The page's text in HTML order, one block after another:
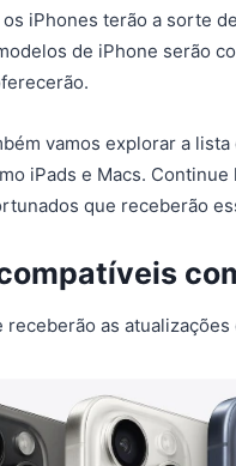
iPhones terão a sorte
de iPhone serão
vamos explorar a
iPads e Macs.
que receberão
receberão as atualizações